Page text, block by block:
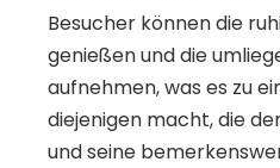
Besucher können die
genießen und die
aufnehmen, was es zu
diejenigen macht, die
und seine